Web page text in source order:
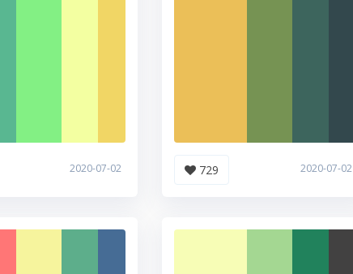
2020-07-02 729 2020-07-02